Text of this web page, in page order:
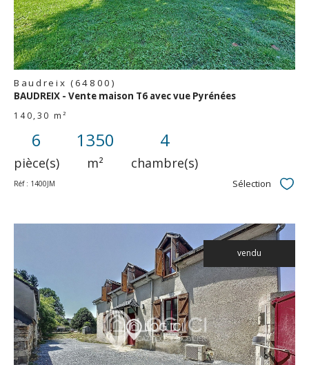
Baudreix (64800)
BAUDREIX - Vente maison T6 avec vue Pyrénées
140,30 m²
6
pièce(s)
1350
m²
4
chambre(s)
Réf : 1400JM Sélection
vendu
voir le
bien